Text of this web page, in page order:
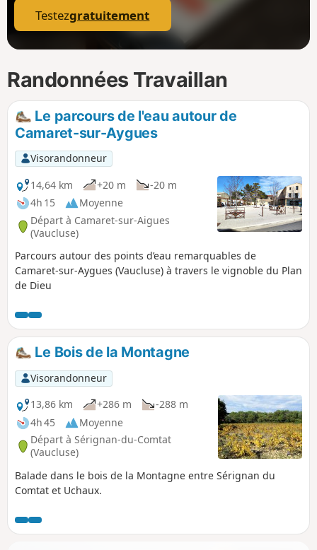
Testezgratuitement
Randonnées Travaillan
Le parcours de l'eau autour de
Camaret-sur-Aygues
Visorandonneur
14,64 km
+20 m
-20 m
4h 15
Moyenne
Départ à Camaret-sur-Aigues
(Vaucluse)
Parcours autour des points d’eau remarquables de
Camaret-sur-Aygues (Vaucluse) à travers le vignoble du Plan
de Dieu
Le Bois de la Montagne
Visorandonneur
13,86 km
+286 m
-288 m
4h 45
Moyenne
Départ à Sérignan-du-Comtat
(Vaucluse)
Balade dans le bois de la Montagne entre Sérignan du
Comtat et Uchaux.